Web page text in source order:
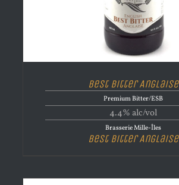
Best Bitter Anglaise
Premium Bitter/ESB
4.4% alc/vol
Brasserie Mille-Îles
Best Bitter Anglaise